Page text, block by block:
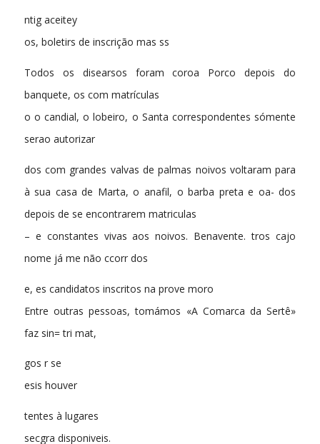
ntig aceitey
os, boletirs de inscrição mas ss
Todos os disearsos foram coroa Porco depois do
banquete, os com matrículas
o o candial, o lobeiro, o Santa correspondentes sómente
serao autorizar
dos com grandes valvas de palmas noivos voltaram para
à sua casa de Marta, o anafil, o barba preta e oa- dos
depois de se encontrarem matriculas
– e constantes vivas aos noivos. Benavente. tros cajo
nome já me não ccorr dos
e, es candidatos inscritos na prove moro
Entre outras pessoas, tomámos «A Comarca da Sertê»
faz sin= tri mat,
gos r se
esis houver
tentes à lugares
secgra disponiveis.